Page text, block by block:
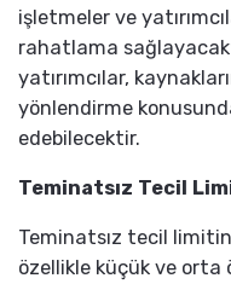
işletmeler ve
rahatlama
yatırımcılar,
yönlendirme
edebilecektir.
Teminatsız Tecil
Teminatsız tecil
özellikle küçük ve orta